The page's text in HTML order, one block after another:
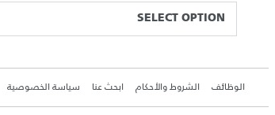
SELECT OPTION
الوظائف الشروط والأحكام ابحث عنا سياسة الخصوصية